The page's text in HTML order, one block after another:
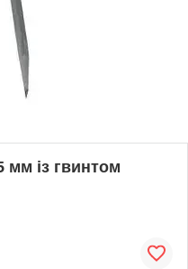
мм із гвинтом